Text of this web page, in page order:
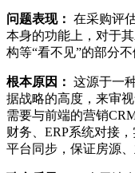
问题表现： 在采购评
本身的功能上，对于
构等“看不见”的部分不
根本原因： 这源于一
据战略的高度，来审
需要与前端的营销
财务、ERP系统对接
平台同步，保证房源